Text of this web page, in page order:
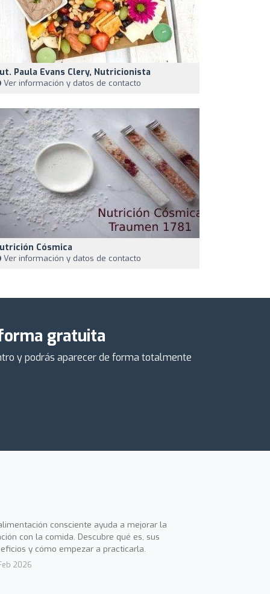
Paula Evans Clery, Nutricionista
Ver información y datos de contacto
Cósmica
Ver información y datos de contacto
gratuita
y podrás aparecer de forma totalmente
consciente ayuda a mejorar la
con la comida. Descubre qué es, sus
y cómo empezar a practicarla.
2026